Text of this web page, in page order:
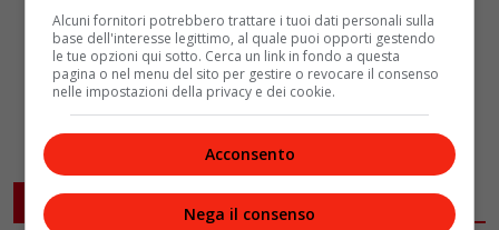
ARTICOLI CORRELATI
Alcuni fornitori potrebbero trattare i tuoi dati personali sulla
base dell'interesse legittimo, al quale puoi opporti gestendo
le tue opzioni qui sotto. Cerca un link in fondo a questa
pagina o nel menu del sito per gestire o revocare il consenso
nelle impostazioni della privacy e dei cookie.
Acconsento
Nega il consenso